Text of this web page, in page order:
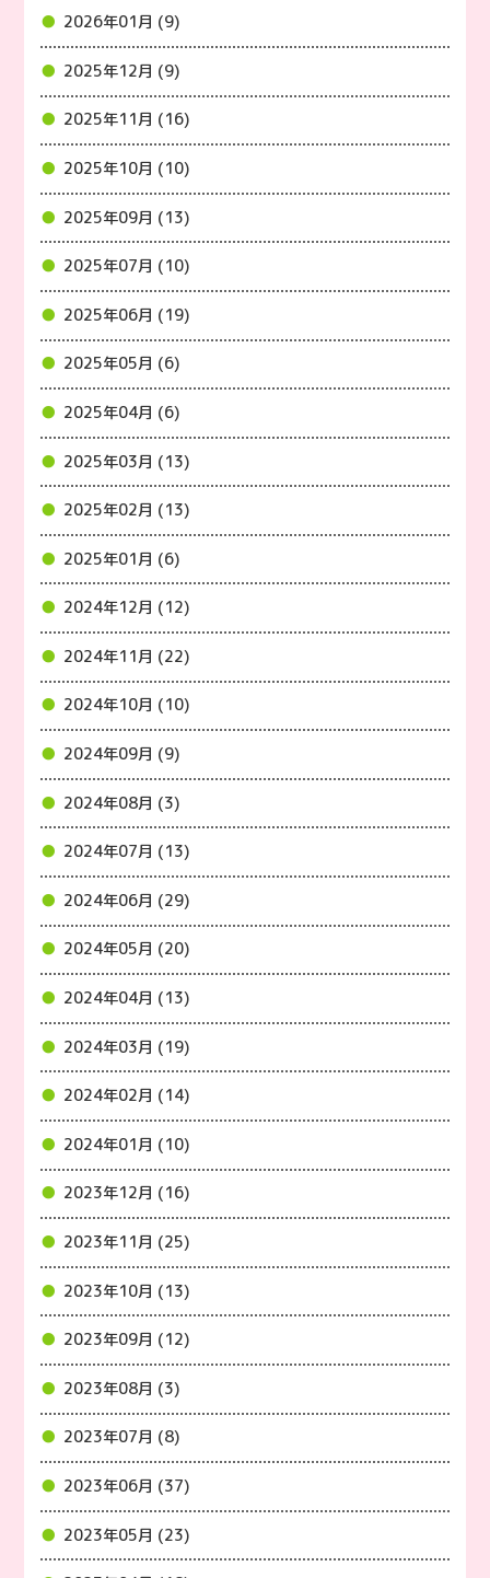
2026年01月 (9)
2025年12月 (9)
2025年11月 (16)
2025年10月 (10)
2025年09月 (13)
2025年07月 (10)
2025年06月 (19)
2025年05月 (6)
2025年04月 (6)
2025年03月 (13)
2025年02月 (13)
2025年01月 (6)
2024年12月 (12)
2024年11月 (22)
2024年10月 (10)
2024年09月 (9)
2024年08月 (3)
2024年07月 (13)
2024年06月 (29)
2024年05月 (20)
2024年04月 (13)
2024年03月 (19)
2024年02月 (14)
2024年01月 (10)
2023年12月 (16)
2023年11月 (25)
2023年10月 (13)
2023年09月 (12)
2023年08月 (3)
2023年07月 (8)
2023年06月 (37)
2023年05月 (23)